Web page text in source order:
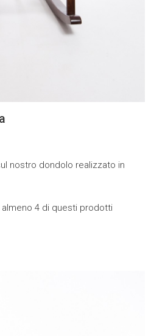
nostro dondolo realizzato in
4 di questi prodotti